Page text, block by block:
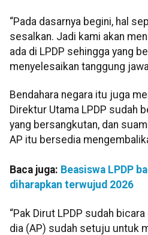
“Pada dasarnya begini, hal
sesalkan. Jadi kami akan
ada di LPDP sehingga yang
menyelesaikan tanggung
Bendahara negara itu juga
Direktur Utama LPDP sudah
yang bersangkutan, dan
AP itu bersedia
Baca juga: Beasiswa LPDP
diharapkan terwujud 2026
“Pak Dirut LPDP sudah
dia (AP) sudah setuju untuk